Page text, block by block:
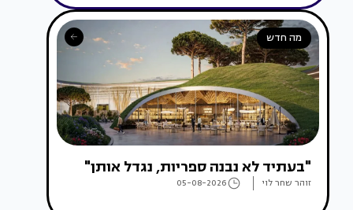
מה חדש
"בעתיד לא נבנה ספריות, נגדל אותן"
זוהר שחר לוי 05-08-2026